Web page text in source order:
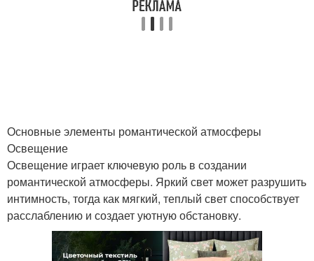
Основные элементы романтической атмосферы
Освещение
Освещение играет ключевую роль в создании
романтической атмосферы. Яркий свет может разрушить
интимность, тогда как мягкий, теплый свет способствует
расслаблению и создает уютную обстановку.